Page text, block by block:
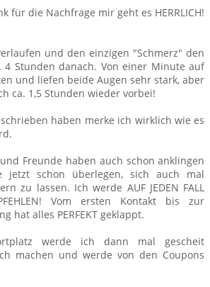
für die Nachfrage mir geht es HERRLICH!
und den einzigen "Schmerz" den
4 Stunden danach. Von einer Minute auf
und liefen beide Augen sehr stark, aber
ca. 1,5 Stunden wieder vorbei!
haben merke ich wirklich wie es
Freunde haben auch schon anklingen
jetzt schon überlegen, sich auch mal
zu lassen. Ich werde AUF JEDEN FALL
Vom ersten Kontakt bis zur
hat alles PERFEKT geklappt.
werde ich dann mal gescheit
machen und werde von den Coupons